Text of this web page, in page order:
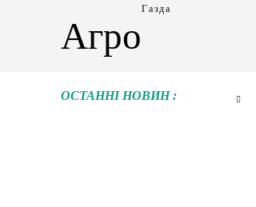
Агро
Газда
ОСТАННІ НОВИН :